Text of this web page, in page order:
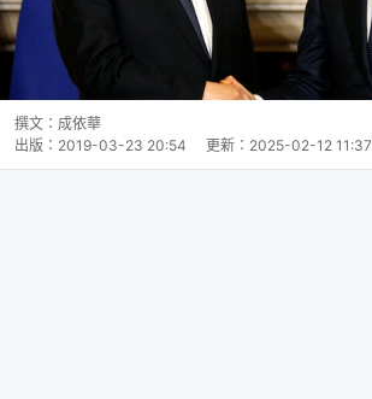
撰文： 成依華
出版： 2019-03-23 20:54 更新： 2025-02-12 11:37